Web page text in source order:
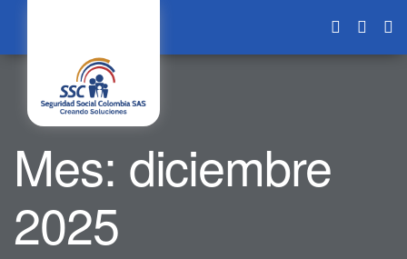
Mes: diciembre
2025